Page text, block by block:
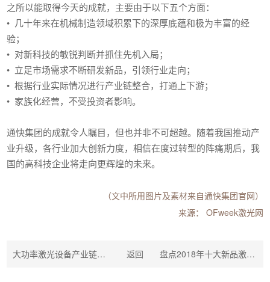
之所以能取得今天的成就，主要由于以下五个方面：
• 几十年来在机械制造领域积累下的深厚底蕴和极为丰富的经
验；
• 对新科技的敏锐判断并抓住先机入局；
• 立足市场需求不断研发新品，引领行业走向；
• 根据行业实际情况进行产业链整合，打通上下游；
• 家族化经营，不受投资者影响。
通快集团的成就令人瞩目，但也并非不可超越。随着我国推动产
业升级，各行业加大创新力度，相信在度过转型的阵痛期后，我
国的高科技企业将走向更辉煌的未来。
（文中所用图片及素材来自通快集团官网）
来源： OFweek激光网
大功率激光设备产业链开启进口替代 返回 盘点2018年十大新品激光切割机 各大企业突破何在？